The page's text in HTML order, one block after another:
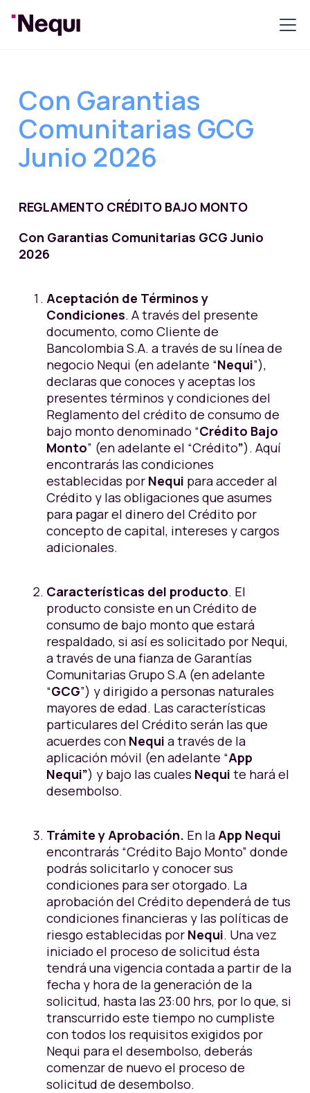
Con Garantias
Comunitarias GCG
Junio 2026
REGLAMENTO CRÉDITO BAJO MONTO
Con Garantias Comunitarias GCG Junio
2026
Aceptación de Términos y
Condiciones. A través del presente
documento, como Cliente de
Bancolombia S.A. a través de su línea de
negocio Nequi (en adelante “Nequi”),
declaras que conoces y aceptas los
presentes términos y condiciones del
Reglamento del crédito de consumo de
bajo monto denominado “Crédito Bajo
Monto” (en adelante el “Crédito”). Aquí
encontrarás las condiciones
establecidas porNequi para acceder al
Crédito y las obligaciones que asumes
para pagar el dinero del Crédito por
concepto de capital, intereses y cargos
adicionales.
Características del producto. El
producto consiste en un Crédito de
consumo de bajo monto que estará
respaldado, si así es solicitado por Nequi,
a través de una fianza de Garantías
Comunitarias Grupo S.A (en adelante
“GCG”) y dirigido a personas naturales
mayores de edad. Las características
particulares del Crédito serán las que
acuerdes con Nequi a través de la
aplicación móvil (en adelante “App
Nequi”) y bajo las cuales Nequi te hará el
desembolso.
Trámite y Aprobación. En laApp Nequi
encontrarás “Crédito Bajo Monto” donde
podrás solicitarlo y conocer sus
condiciones para ser otorgado. La
aprobación del Crédito dependerá de tus
condiciones financieras y las políticas de
riesgo establecidas por Nequi. Una vez
iniciado el proceso de solicitud ésta
tendrá una vigencia contada a partir de la
fecha y hora de la generación de la
solicitud, hasta las 23:00 hrs, por lo que, si
transcurrido este tiempo no cumpliste
con todos los requisitos exigidos por
Nequi para el desembolso, deberás
comenzar de nuevo el proceso de
solicitud de desembolso.